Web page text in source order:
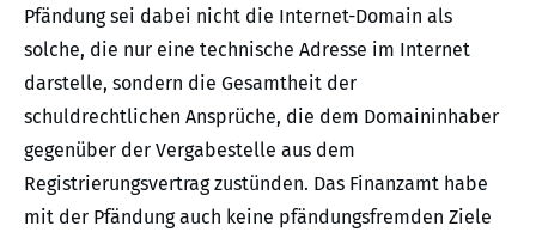
Pfändung sei dabei nicht die Internet-Domain als
solche, die nur eine technische Adresse im Internet
darstelle, sondern die Gesamtheit der
schuldrechtlichen Ansprüche, die dem Domaininhaber
gegenüber der Vergabestelle aus dem
Registrierungsvertrag zustünden. Das Finanzamt habe
mit der Pfändung auch keine pfändungsfremden Ziele